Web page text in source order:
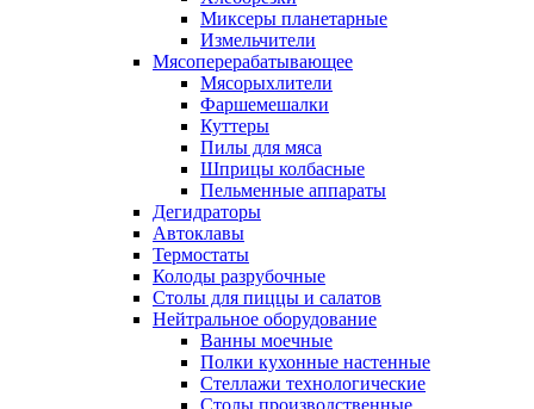
Миксеры планетарные
Измельчители
Мясоперерабатывающее
Мясорыхлители
Фаршемешалки
Куттеры
Пилы для мяса
Шприцы колбасные
Пельменные аппараты
Дегидраторы
Автоклавы
Термостаты
Колоды разрубочные
Столы для пиццы и салатов
Нейтральное оборудование
Ванны моечные
Полки кухонные настенные
Стеллажи технологические
Столы производственные